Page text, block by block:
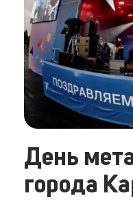
День
города